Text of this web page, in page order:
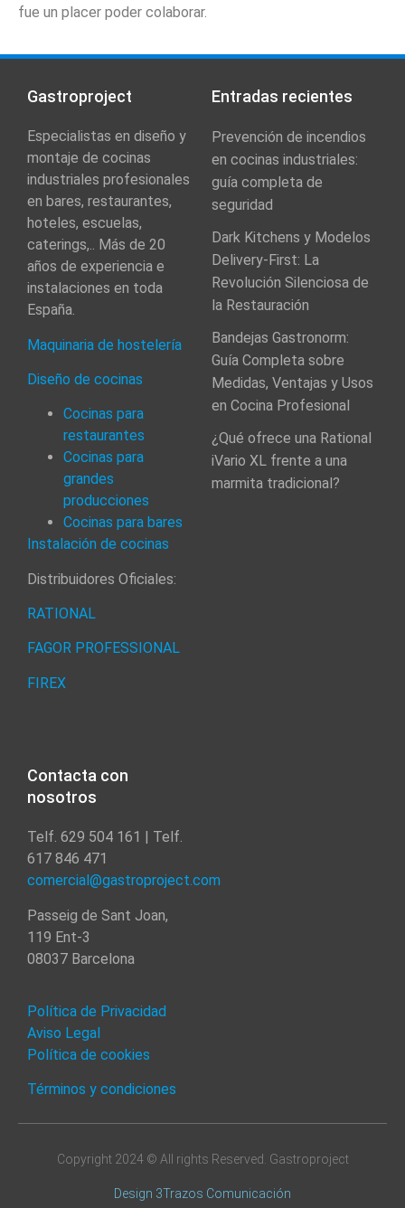
fue un placer poder colaborar.
Gastroproject
Especialistas en diseño y
montaje de cocinas
industriales profesionales
en bares, restaurantes,
hoteles, escuelas,
caterings,.. Más de 20
años de experiencia e
instalaciones en toda
España.
Maquinaria de hostelería
Diseño de cocinas
Cocinas para
restaurantes
Cocinas para
grandes
producciones
Cocinas para bares
Instalación de cocinas
Distribuidores Oficiales:
RATIONAL
FAGOR PROFESSIONAL
FIREX
Entradas recientes
Prevención de incendios
en cocinas industriales:
guía completa de
seguridad
Dark Kitchens y Modelos
Delivery-First: La
Revolución Silenciosa de
la Restauración
Bandejas Gastronorm:
Guía Completa sobre
Medidas, Ventajas y Usos
en Cocina Profesional
¿Qué ofrece una Rational
iVario XL frente a una
marmita tradicional?
Contacta con
nosotros
Telf. 629 504 161 | Telf.
617 846 471
comercial@gastroproject.com
Passeig de Sant Joan,
119 Ent-3
08037 Barcelona
Política de Privacidad
Aviso Legal
Política de cookies
Términos y condiciones
Copyright 2024 © All rights Reserved. Gastroproject
Design 3Trazos Comunicación